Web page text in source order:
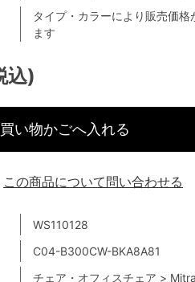
込)
WS110128
C04-B300CW-BKA8A81
チェア・オフィスチェア >
タイプ・カラーにより販売価格
ます
買い物かごへ入れる
この商品について問い合わせる